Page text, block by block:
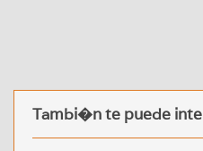
Tambi�n te puede